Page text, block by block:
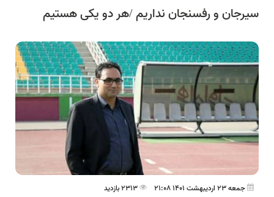
سیرجان و رفسنجان نداریم /هر دو یکی هستیم
جمعه 23 اردیبهشت 1401 21:08